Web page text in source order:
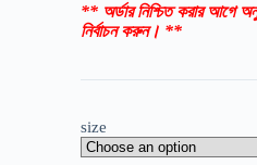
** অর্ডার নিশ্চিত করার আগে
নির্বাচন করুন। **
size